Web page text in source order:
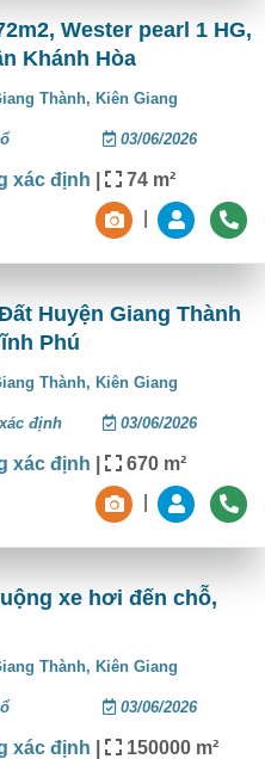
Wester pearl 1 HG,
Khánh Hòa
Thành,Kiên Giang
03/06/2026
xác định | 74 m²
Huyện Giang Thành
Phú
Thành,Kiên Giang
định 03/06/2026
xác định | 670 m²
xe hơi đến chỗ,
Thành,Kiên Giang
03/06/2026
xác định | 150000 m²